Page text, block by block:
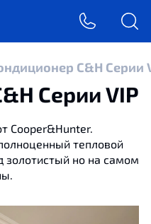
C&H Серии
Серии VIP
Cooper&Hunter.
тепловой
золотистый но на самом